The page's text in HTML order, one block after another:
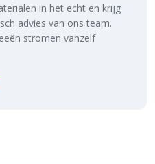
in het echt en krijg
advies van ons team.
stromen vanzelf